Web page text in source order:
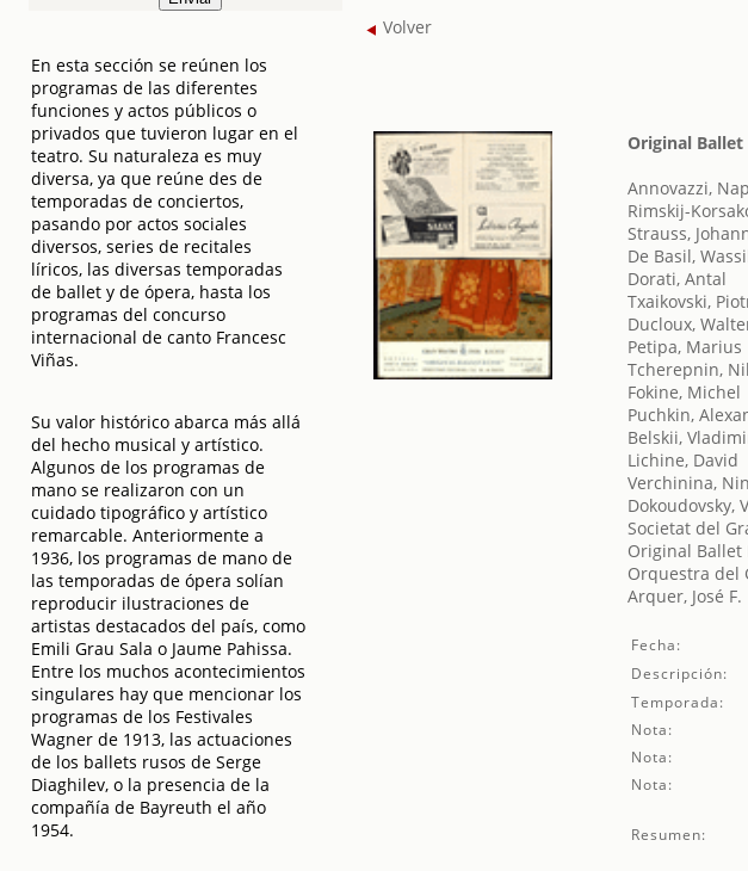
En esta sección se reúnen los
programas de las diferentes
funciones y actos públicos o
privados que tuvieron lugar en el
teatro. Su naturaleza es muy
diversa, ya que reúne des de
temporadas de conciertos,
pasando por actos sociales
diversos, series de recitales
líricos, las diversas temporadas
de ballet y de ópera, hasta los
programas del concurso
internacional de canto Francesc
Viñas.
Su valor histórico abarca más allá
del hecho musical y artístico.
Algunos de los programas de
mano se realizaron con un
cuidado tipográfico y artístico
remarcable. Anteriormente a
1936, los programas de mano de
las temporadas de ópera solían
reproducir ilustraciones de
artistas destacados del país, como
Emili Grau Sala o Jaume Pahissa.
Entre los muchos acontecimientos
singulares hay que mencionar los
programas de los Festivales
Wagner de 1913, las actuaciones
de los ballets rusos de Serge
Diaghilev, o la presencia de la
compañía de Bayreuth el año
1954.
Volver
Original Ballet
Annovazzi,
Rimskij-
Strauss,
De Basil,
Dorati, Antal
Txaikovski,
Ducloux,
Petipa, Marius
Tcherepnin,
Fokine, Michel
Puchkin,
Belskii,
Lichine, David
Verchinina,
Dokoudovsky,
Societat del
Original Ballet
Orquestra del
Arquer, José F.
Fecha:
Descripción:
Temporada:
Nota:
Nota:
Nota:
Resumen: